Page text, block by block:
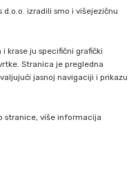
d.o.o. izradili smo i višejezičnu
krase ju specifični grafički
Stranica je pregledna
jasnoj navigaciji i prikazu
stranice, više informacija